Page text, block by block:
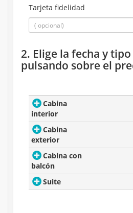
Tarjeta fidelidad
2. Elige la fecha y
pulsando sobre el
Cabina
interior
Cabina
exterior
Cabina con
balcón
Suite